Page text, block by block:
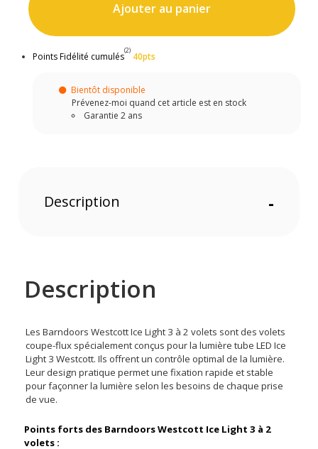
Ajouter au panier
Points Fidélité cumulés
(2)
40pts
Bientôt disponible
Prévenez-moi quand cet article est en stock
Garantie 2 ans
Description -
Description
Les Barndoors Westcott Ice Light 3 à 2 volets sont des volets
coupe-flux spécialement conçus pour la lumière tube LED Ice
Light 3 Westcott. Ils offrent un contrôle optimal de la lumière.
Leur design pratique permet une fixation rapide et stable
pour façonner la lumière selon les besoins de chaque prise
de vue.
Points forts des Barndoors Westcott Ice Light 3 à 2
volets :